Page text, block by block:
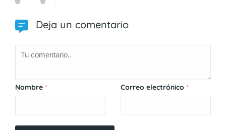
Deja un comentario
Nombre * Correo electrónico *